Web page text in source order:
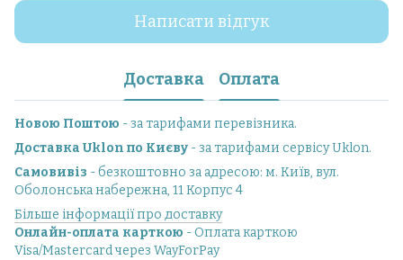
Написати відгук
Доставка Оплата
Новою Поштою - за тарифами перевізника.
Доставка Uklon по Києву - за тарифами сервісу Uklon.
Самовивіз - безкоштовно за адресою: м. Київ, вул.
Оболонська набережна, 11 Корпус 4
Більше інформації про доставку
Онлайн-оплата карткою - Оплата карткою
Visa/Mastercard через WayForPay